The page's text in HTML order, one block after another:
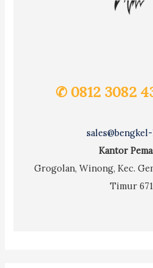
✆ 0812 3082
Kantor
Grogolan, Winong, Kec.
Timur